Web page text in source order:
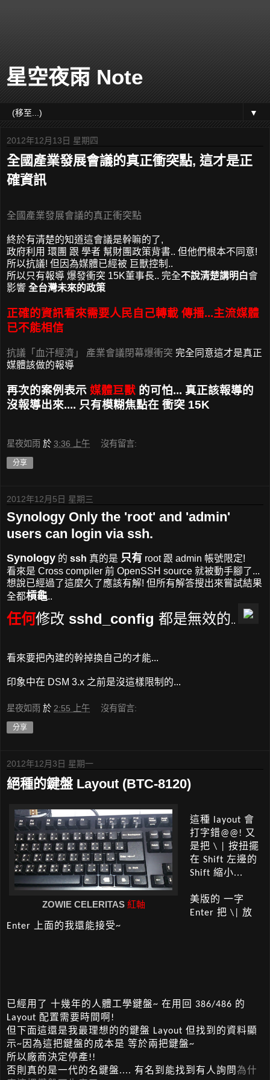
星空夜雨 Note
▼
2012年12月13日 星期四
全國產業發展會議的真正衝突點, 這才是正
確資訊
全國產業發展會議的真正衝突點
終於有清楚的知道這會議是幹嘛的了,
政府利用 環團 跟 學者 幫財團政策背書.. 但他們根本不同意!
所以抗議! 但因為媒體已經被 巨獸控制..
所以只有報導 爆發衝突 15K董事長.. 完全不說清楚講明白會
影響 全台灣未來的政策
正確的資訊看來需要人民自己轉載 傳播...主流媒體
已不能相信
抗議「血汗經濟」 產業會議閉幕爆衝突 完全同意這才是真正
媒體該做的報導
再次的案例表示 媒體巨獸 的可怕... 真正該報導的
沒報導出來.... 只有模糊焦點在 衝突 15K
星夜如雨 於 3:36 上午 沒有留言:
分享
2012年12月5日 星期三
Synology Only the 'root' and 'admin'
users can login via ssh.
Synology 的 ssh 真的是 只有 root 跟 admin 帳號限定!
看來是 Cross compiler 前 OpenSSH source 就被動手腳了...
想說已經過了這麼久了應該有解! 但所有解答搜出來嘗試結果
全都槓龜..
任何修改 sshd_config 都是無效的..
看來要把內建的幹掉換自己的才能...
印象中在 DSM 3.x 之前是沒這樣限制的...
星夜如雨 於 2:55 上午 沒有留言:
分享
2012年12月3日 星期一
絕種的鍵盤 Layout (BTC-8120)
ZOWIE CELERITAS 紅軸
這種 layout 會
打字錯@@! 又
是把 \ | 按扭擺
在 Shift 左邊的
Shift 縮小...
美版的 一字
Enter 把 \| 放
Enter 上面的我還能接受~
已經用了 十幾年的人體工學鍵盤~ 在用回 386/486 的
Layout 配置需要時間啊!
但下面這還是我最理想的的鍵盤 Layout 但找到的資料顯
示~因為這把鍵盤的成本是 等於兩把鍵盤~
所以廠商決定停產!!
否則真的是一代的名鍵盤.... 有名到能找到有人詢問為什